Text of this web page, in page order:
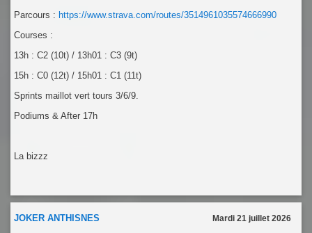
Parcours : https://www.strava.com/routes/3514961035574666990
Courses :
13h : C2 (10t) / 13h01 : C3 (9t)
15h : C0 (12t) / 15h01 : C1 (11t)
Sprints maillot vert tours 3/6/9.
Podiums & After 17h
La bizzz
JOKER ANTHISNES Mardi 21 juillet 2026